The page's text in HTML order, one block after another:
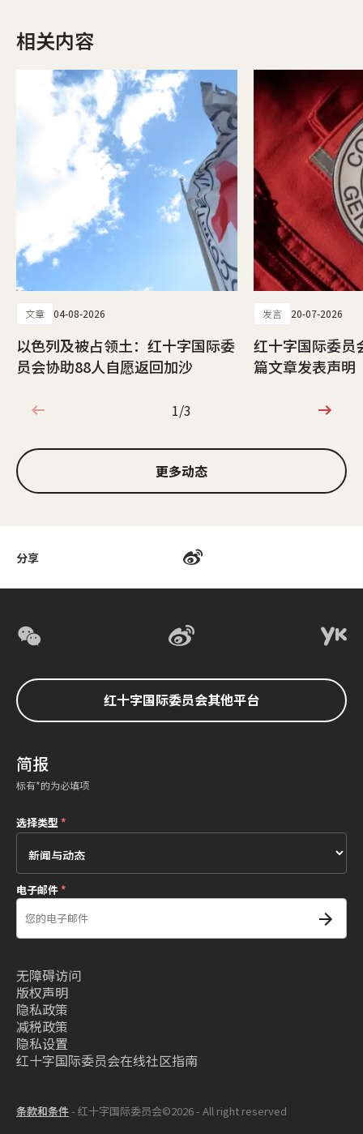
分享
相关内容
文章 04-08-2026
以色列及被占领土：红十字国际委
员会协助88人自愿返回加沙
发言 20-07-2026
红十字国际委员
篇文章发表声明
1/3
1/3
更多动态
红十字国际委员会其他平台
简报
标有*的为必填项
选择类型*
电子邮件*
无障碍访问
版权声明
隐私政策
减税政策
隐私设置
红十字国际委员会在线社区指南
条款和条件- 红十字国际委员会©2026 - All right reserved